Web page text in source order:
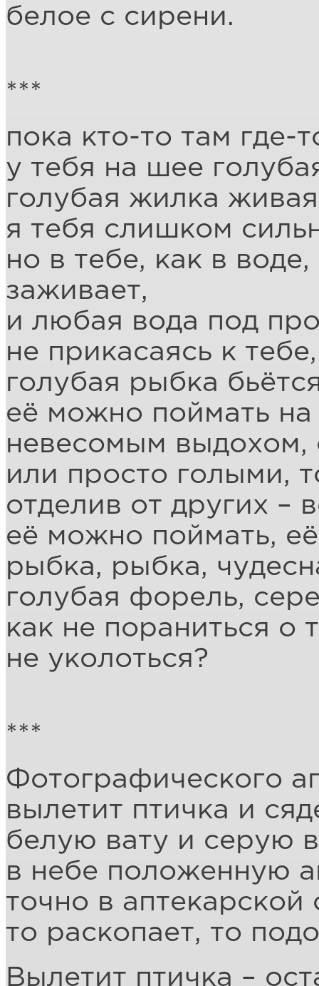
белое с сирени.
***
пока кто-то там где-
у тебя на шее
голубая жилка
я тебя слишком
но в тебе, как в
заживает,
и любая вода под
не прикасаясь к
голубая рыбка
её можно поймать
невесомым выдохом,
или просто голыми,
отделив от других –
её можно поймать,
рыбка, рыбка,
голубая форель,
как не пораниться о
не уколоться?
***
Фотографического
вылетит птичка и
белую вату и серую
в небе положенную
точно в аптекарской
то раскопает, то
Вылетит птичка –